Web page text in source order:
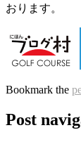
おります。
Bookmark the
Post